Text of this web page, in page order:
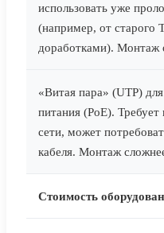
использовать уже
(например, от старого
доработками). Монтаж
«Витая пара» (UTP)
питания (PoE). Требует
сети, может
кабеля. Монтаж
Стоимость